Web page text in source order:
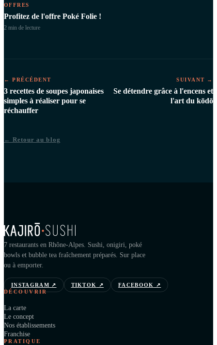
OFFRES
Profitez de l'offre Poké Folie !
2 min de lecture
← PRÉCÉDENT
3 recettes de soupes japonaises
simples à réaliser pour se
réchauffer
SUIVANT →
Se détendre grâce à l'encens et
l'art du kōdō
← Retour au blog
7 restaurants en Rhône-Alpes. Sushi, onigiri, poké
bowls et bubble tea fraîchement préparés. Sur place
ou à emporter.
INSTAGRAM ↗ TIKTOK ↗ FACEBOOK
↗
DÉCOUVRIR
La carte
Le concept
Nos établissements
Franchise
PRATIQUE